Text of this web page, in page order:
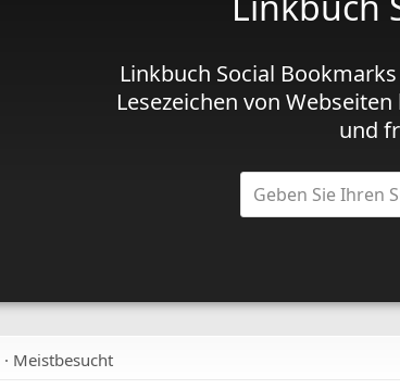
Linkbuch Social
Lesezeichen von
und
· Meistbesucht